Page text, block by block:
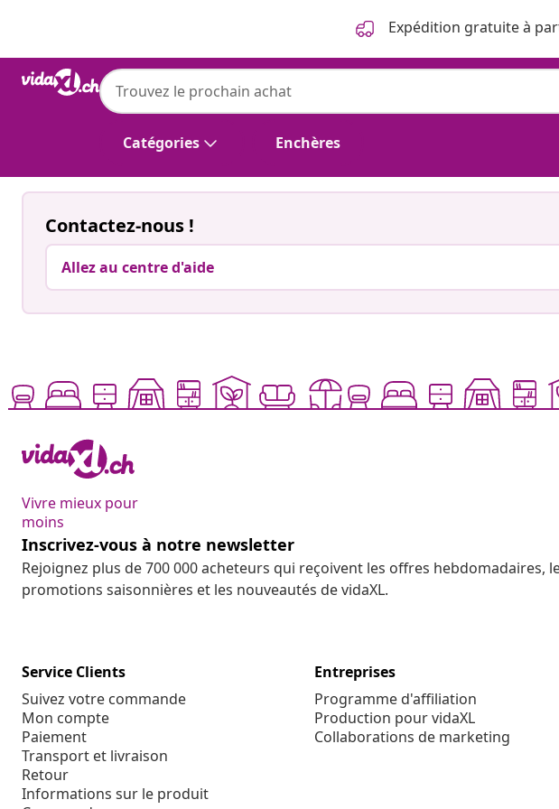
Expédition gratuite à
Catégories Enchères
Contactez-nous !
Allez au centre d'aide
Vivre mieux pour
moins
Inscrivez-vous à notre newsletter
Rejoignez plus de 700 000 acheteurs qui reçoivent les offres hebdomadaires,
promotions saisonnières et les nouveautés de vidaXL.
Service Clients
Suivez votre commande
Mon compte
Paiement
Transport et livraison
Retour
Informations sur le produit
Entreprises
Programme d'affiliation
Production pour vidaXL
Collaborations de marketing